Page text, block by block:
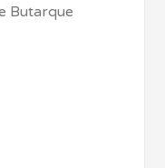
Butarque